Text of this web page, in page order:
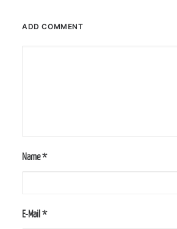
ADD COMMENT
Name*
E-Mail *